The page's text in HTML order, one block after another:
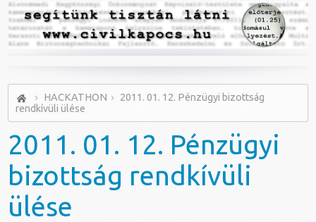
HACKATHON
2011. 01. 12. Pénzügyi bizottság
rendkívüli ülése
2011. 01. 12. Pénzügyi
bizottság rendkívüli
ülése